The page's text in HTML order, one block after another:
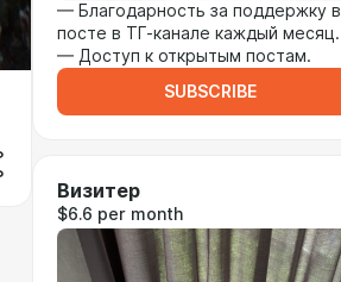
— Благодарность за поддержку в
посте в ТГ-канале каждый месяц.
— Доступ к открытым постам.
SUBSCRIBE
Визитер
$6.6 per month